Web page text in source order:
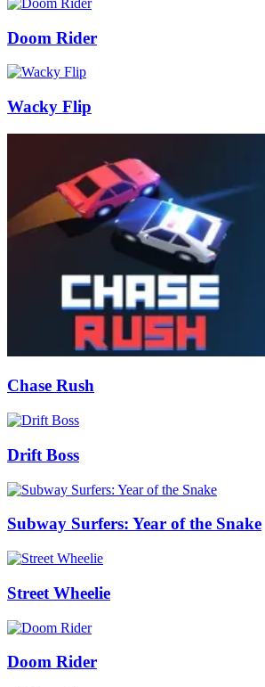
Doom Rider
Wacky Flip
Chase Rush
Drift Boss
Subway Surfers: Year of the Snake
Street Wheelie
Doom Rider